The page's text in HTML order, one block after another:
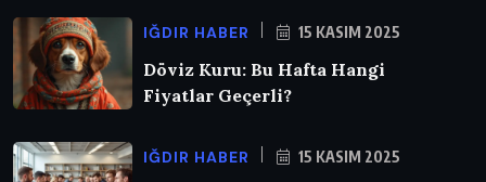
IĞDIR HABER 15 KASIM 2025
Döviz Kuru: Bu Hafta Hangi
Fiyatlar Geçerli?
IĞDIR HABER 15 KASIM 2025